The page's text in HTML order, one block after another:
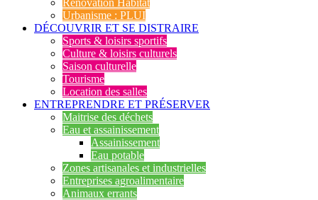
Urbanisme : PLUI
DÉCOUVRIR ET SE DISTRAIRE
Sports & loisirs sportifs
Culture & loisirs culturels
Saison culturelle
Tourisme
Location des salles
ENTREPRENDRE ET PRÉSERVER
Maitrise des déchets
Eau et assainissement
Assainissement
Eau potable
Zones artisanales et industrielles
Entreprises agroalimentaire
Animaux errants